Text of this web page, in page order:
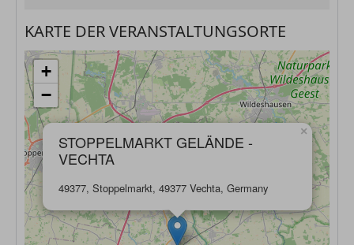
KARTE DER VERANSTALTUNGSORTE
STOPPELMARKT GELÄNDE -
VECHTA
49377, Stoppelmarkt, 49377 Vechta, Germany
×
+
−